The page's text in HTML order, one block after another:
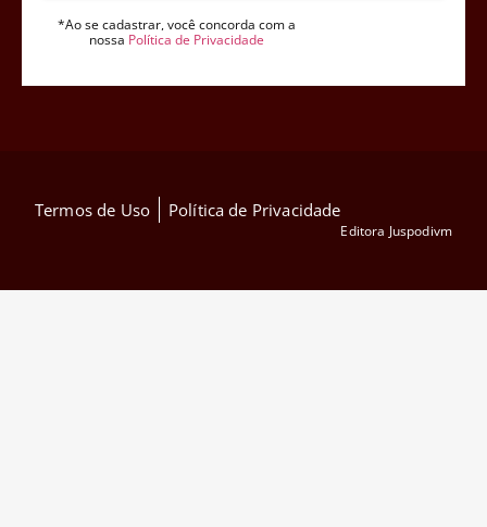
*Ao se cadastrar, você concorda com a
nossa Política de Privacidade
Termos de Uso Política de Privacidade
Editora Juspodivm